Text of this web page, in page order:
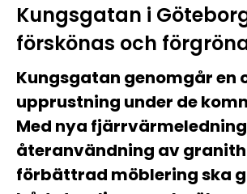
Kungsgatan i
förskönas och
Kungsgatan genomgår en
upprustning under de
Med nya
återanvändning av
förbättrad möblering ska